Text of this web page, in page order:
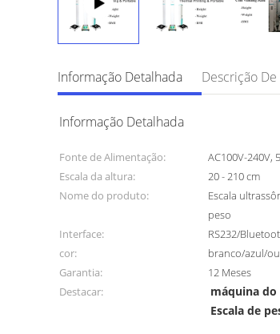
Informação Detalhada Descrição
Informação Detalhada
Fonte de Alimentação: AC100V-240V,
Escala da altura:
20 - 210 cm
Nome do produto:
Escala
peso
Interface: RS232/
cor:
branco/azul/
Garantia:
12 Meses
Destacar:
máquina
Escala de